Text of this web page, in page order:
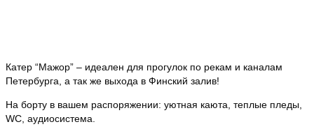
Катер “Мажор” – идеален для прогулок по рекам и каналам
Петербурга, а так же выхода в Финский залив!
На борту в вашем распоряжении: уютная каюта, теплые пледы,
WC, аудиосистема.